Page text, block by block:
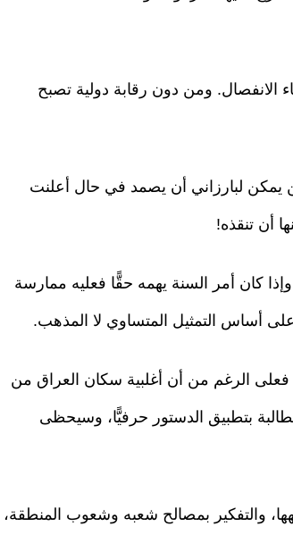
الانفصال. ومن دون رقابة دولية تصبح
يمكن لبارزاني أن يصمد في حال أعلنت
أن تنقذه!
كان أمر السنة يهمه حقًّا فعليه ممارسة
أساس التمثيل المتساوي لا المذهب.
الرغم من أن أغلبية سكان العراق من
بتطبيق الدستور حرفيًّا، وسيحظى
والتفكير بمصالح شعبه وشعوب المنطقة،